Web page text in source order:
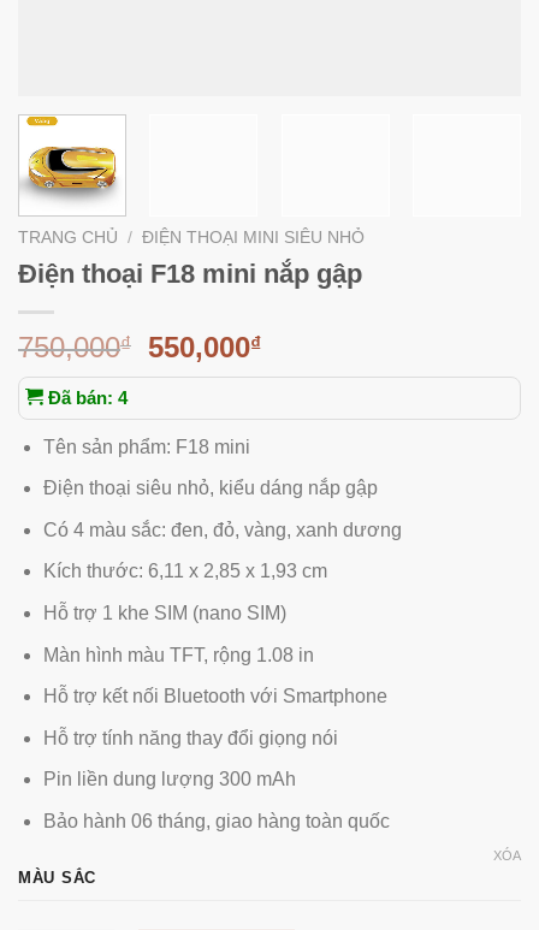
TRANG CHỦ / ĐIỆN THOẠI MINI SIÊU NHỎ
Điện thoại F18 mini nắp gập
750,000₫ 550,000₫
Đã bán: 4
Tên sản phẩm: F18 mini
Điện thoại siêu nhỏ, kiểu dáng nắp gập
Có 4 màu sắc: đen, đỏ, vàng, xanh dương
Kích thước: 6,11 x 2,85 x 1,93 cm
Hỗ trợ 1 khe SIM (nano SIM)
Màn hình màu TFT, rộng 1.08 in
Hỗ trợ kết nối Bluetooth với Smartphone
Hỗ trợ tính năng thay đổi giọng nói
Pin liền dung lượng 300 mAh
Bảo hành 06 tháng, giao hàng toàn quốc
MÀU SẮC
XÓA